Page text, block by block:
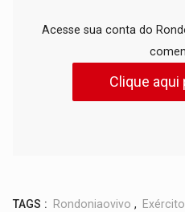
Acesse sua conta do
Clique aqui
TAGS : Rondoniaovivo ,